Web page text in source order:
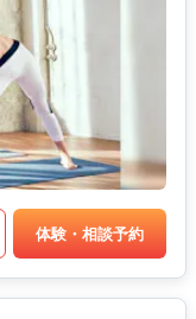
体験・相談予約